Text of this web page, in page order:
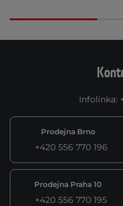
Infolinka:
Prodejna Brno
+420 556 770 196
Prodejna Praha 10
+420 556 770 195